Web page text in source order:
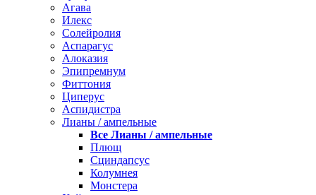
Агава
Илекс
Солейролия
Аспарагус
Алоказия
Эпипремнум
Фиттония
Циперус
Аспидистра
Лианы / ампельные
Все Лианы / ампельные
Плющ
Сциндапсус
Колумнея
Монстера